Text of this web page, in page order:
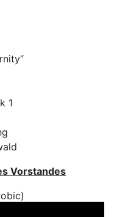
1
Vorstandes